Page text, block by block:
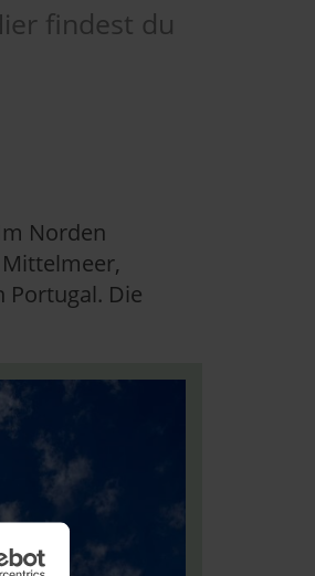
findest du
Norden
Portugal. Die